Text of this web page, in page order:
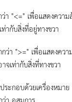
า "<=" เพื่อแสดงควา
ากับสิ่งที่อยู่ทางขวา
กว่า ">=" เพื่อแสดงคว
จเท่ากับสิ่งที่ทางขวา
ะกอบด้วยเครื่องหมา